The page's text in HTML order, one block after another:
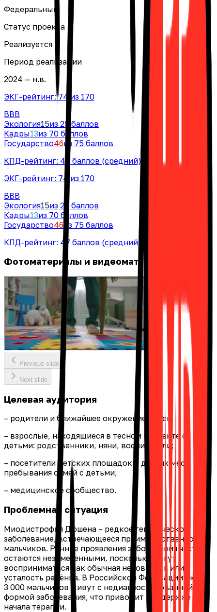
Федеральный
Статус проекта
Реализуется
Период реализации
2024 — н.в.
ЭКГ-рейтинг: 74 из 170
BBB
Экология15из 25 баллов
Кадры13из 70 баллов
Государство46из 75 баллов
КПД-рейтинг: 47 баллов (средний)
ЭКГ-рейтинг: 74 из 170
BBB
Экология15из 25 баллов
Кадры13из 70 баллов
Государство46 из 75 баллов
КПД-рейтинг: 47 баллов (средний)
Фотоматериалы и видеоматериалы
Previous slide
Next slide
Целевая аудитория
– родители и ближайшее окружение детей;
– взрослые, находящиеся в тесном контакте с
детьми: родственники, няни, воспитатели;
– посетители детских площадок и других мест
пребывания семей с детьми;
– медицинское сообщество.
Проблемная ситуация
Миодистрофия Дюшена – редкое генетическое
заболевание, встречающееся преимущественно у
мальчиков. Ранние проявления заболевания часто
остаются незамеченными, поскольку могут
восприниматься как обычная неловкость или
усталость ребёнка. В Российской Федерации около
3 000 мальчиков живут с недиагностированной
формой заболевания, что приводит к задержке
начала терапии.